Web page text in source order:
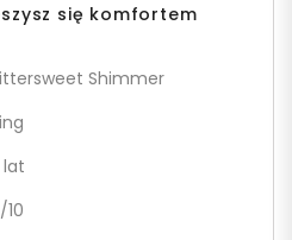
się komfortem
Shimmer
lat